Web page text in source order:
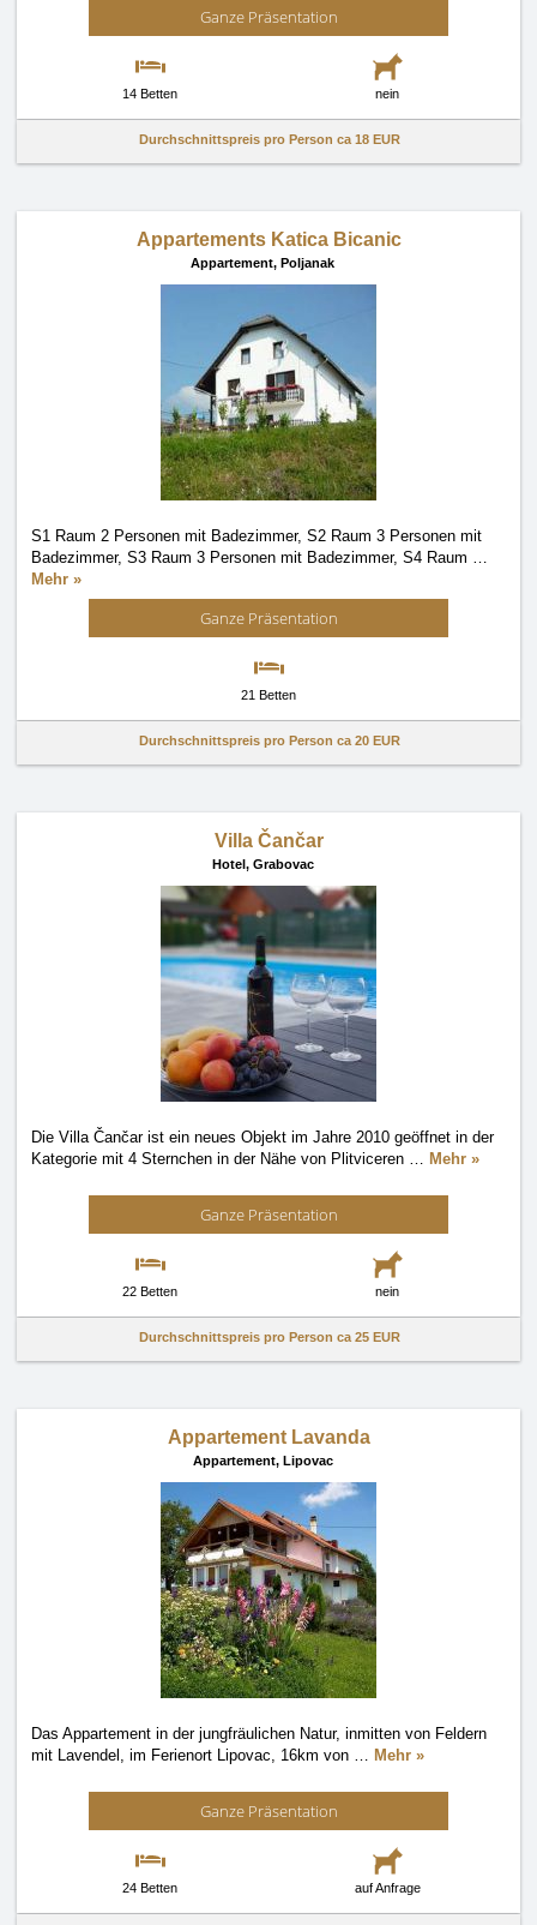
Ganze Präsentation
14 Betten nein
Durchschnittspreis pro Person ca 18 EUR
Appartements Katica Bicanic
Appartement, Poljanak
S1 Raum 2 Personen mit Badezimmer, S2 Raum 3 Personen mit
Badezimmer, S3 Raum 3 Personen mit Badezimmer, S4 Raum …
Mehr »
Ganze Präsentation
21 Betten
Durchschnittspreis pro Person ca 20 EUR
Villa Čančar
Hotel, Grabovac
Die Villa Čančar ist ein neues Objekt im Jahre 2010 geöffnet in der
Kategorie mit 4 Sternchen in der Nähe von Plitviceren … Mehr »
Ganze Präsentation
22 Betten nein
Durchschnittspreis pro Person ca 25 EUR
Appartement Lavanda
Appartement, Lipovac
Das Appartement in der jungfräulichen Natur, inmitten von Feldern
mit Lavendel, im Ferienort Lipovac, 16km von … Mehr »
Ganze Präsentation
24 Betten auf Anfrage